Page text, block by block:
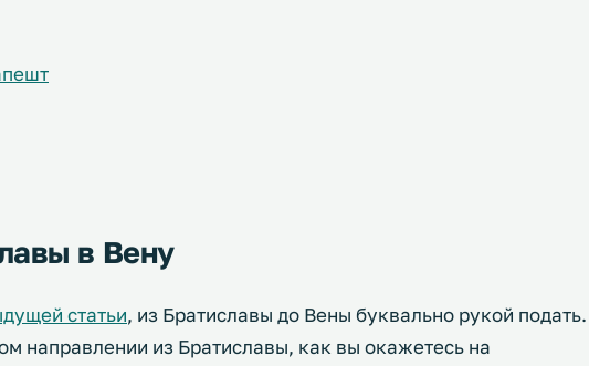
в Вену
статьи, из Братиславы до Вены буквально рукой подать.
направлении из Братиславы, как вы окажетесь на